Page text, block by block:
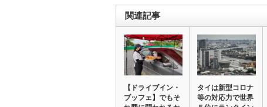
関連記事
【ドライブイン・
ブッフェ】でもそ
タイは新型コロナ
等の対応力で世界